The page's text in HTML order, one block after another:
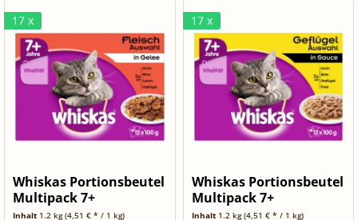
17 x
Whiskas Portionsbeutel
Multipack 7+
Fleischauswahl
Inhalt 1.2 kg(4,51 € * / 1 kg)
17 x
Whiskas Portionsbeutel
Multipack 7+
Geflügelauswa
Inhalt 1.2 kg(4,51 € * / 1 kg)